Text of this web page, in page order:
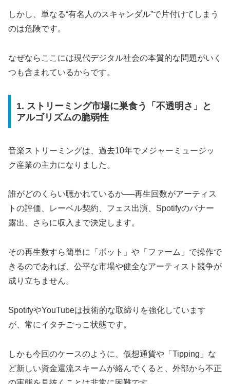
しかし、単なる“有名人のスキャンダル”で片付けてしまう
のは危険です。
なぜならここには現代デジタル社会の本質的な問題がいく
つも含まれているからです。
1. ストリーミング市場に巣食う「不透明さ」と
アルゴリズムの脆弱性
音楽ストリーミングは、過去10年でメジャーミュージッ
ク産業の主力になりました。
誰がどのくらい聴かれているか──再生回数がアーティス
トの評価、レーベル契約、フェス出演、Spotifyのバナー
露出、さらに収入まで決定します。
その再生数すら簡単に「ボット」や「ファーム」で操作で
きるのであれば、公平な市場や健全なアーティスト競争が
成り立ちません。
SpotifyやYouTubeは技術的な取締りを強化しています
が、常にイタチごっこ状態です。
しかも今回のケースのように、仮想通貨や「Tipping」な
ど新しい資金還流スキームが絡んでくると、外部から不正